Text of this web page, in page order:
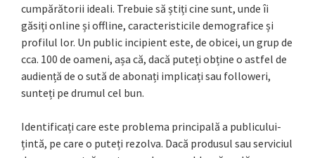
cumpărătorii ideali. Trebuie să știți cine sunt, unde îi
găsiți online și offline, caracteristicile demografice și
profilul lor. Un public incipient este, de obicei, un grup de
cca. 100 de oameni, așa că, dacă puteți obține o astfel de
audiență de o sută de abonați implicați sau followeri,
sunteți pe drumul cel bun.
Identificați care este problema principală a publicului-
țintă, pe care o puteți rezolva. Dacă produsul sau serviciul